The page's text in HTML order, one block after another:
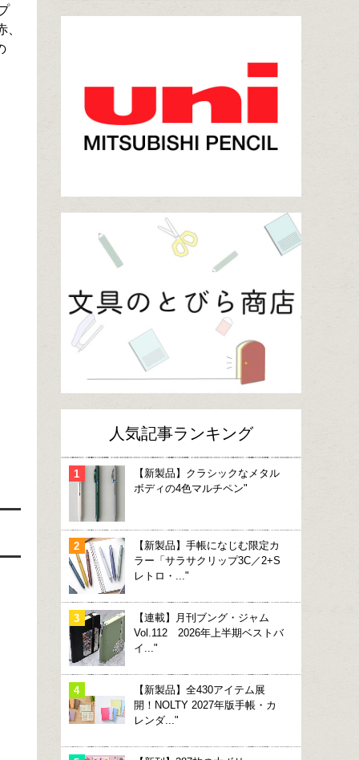
人気記事ランキング
【新製品】クラシックなメタル
ボディの4色マルチペン"
【新製品】手帳になじむ限定カ
ラー「サラサクリップ3C／2+S
レトロ・..."
【連載】月刊ブング・ジャム
Vol.112 2026年上半期ベストバ
イ..."
【新製品】全430アイテム展
開！NOLTY 2027年版手帳・カ
レンダ..."